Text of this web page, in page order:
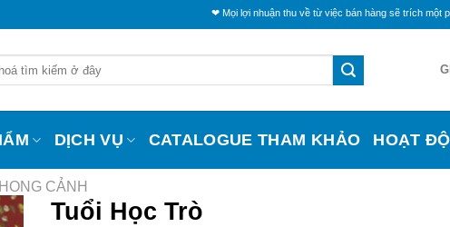
❤ Mọi lợi nhuận thu về từ việc bán hàng sẽ trích một phần để
DỊCH VỤ CATALOGUE THAM KHẢO HOẠT
CẢNH
Tuổi Học Trò